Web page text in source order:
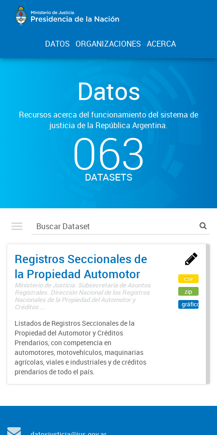
DATOS ORGANIZACIONES ACERCA
Datos
Recursos acerca del funcionamiento del sistema de
justicia de la República Argentina.
063
DATASETS
Registros Seccionales de
la Propiedad Automotor
Ministerio de Justicia. Subsecretaría de Asuntos
Registrales. Dirección Nacional de los Registros
Nacionales de la Propiedad del Automotor y
Créditos ...
Listados de Registros Seccionales de la
Propiedad del Automotor y Créditos
Prendarios, con competencia en
automotores, motovehículos, maquinarias
agrícolas, viales e industriales y de créditos
prendarios de todo el país.
csv
zip
gráfico